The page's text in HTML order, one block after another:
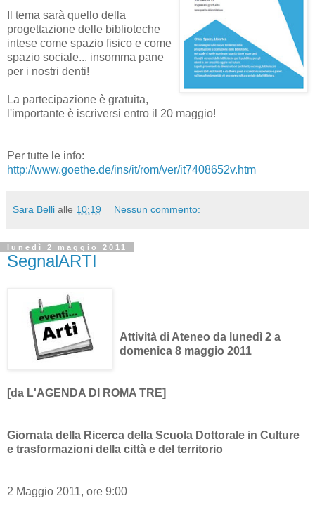
Il tema sarà quello della
progettazione delle biblioteche
intese come spazio fisico e come
spazio sociale... insomma pane
per i nostri denti!
La partecipazione è gratuita,
l'importante è iscriversi entro il 20 maggio!
Per tutte le info:
http://www.goethe.de/ins/it/rom/ver/it7408652v.htm
Sara Belli alle 10:19 Nessun commento:
lunedì 2 maggio 2011
SegnalARTI
Attività di Ateneo da lunedì 2 a
domenica 8 maggio 2011
[da L'AGENDA DI ROMA TRE]
Giornata della Ricerca della Scuola Dottorale in Culture
e trasformazioni della città e del territorio
2 Maggio 2011, ore 9:00